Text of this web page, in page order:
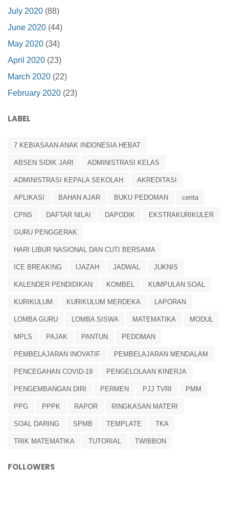
July 2020 (88)
June 2020 (44)
May 2020 (34)
April 2020 (23)
March 2020 (22)
February 2020 (23)
LABEL
7 KEBIASAAN ANAK INDONESIA HEBAT
ABSEN SIDIK JARI ADMINISTRASI KELAS
ADMINISTRASI KEPALA SEKOLAH AKREDITASI
APLIKASI BAHAN AJAR BUKU PEDOMAN cerita
CPNS DAFTAR NILAI DAPODIK EKSTRAKURIKULER
GURU PENGGERAK
HARI LIBUR NASIONAL DAN CUTI BERSAMA
ICE BREAKING IJAZAH JADWAL JUKNIS
KALENDER PENDIDIKAN KOMBEL KUMPULAN SOAL
KURIKULUM KURIKULUM MERDEKA LAPORAN
LOMBA GURU LOMBA SISWA MATEMATIKA MODUL
MPLS PAJAK PANTUN PEDOMAN
PEMBELAJARAN INOVATIF PEMBELAJARAN MENDALAM
PENCEGAHAN COVID-19 PENGELOLAAN KINERJA
PENGEMBANGAN DIRI PERMEN PJJ TVRI PMM
PPG PPPK RAPOR RINGKASAN MATERI
SOAL DARING SPMB TEMPLATE TKA
TRIK MATEMATIKA TUTORIAL TWIBBON
FOLLOWERS